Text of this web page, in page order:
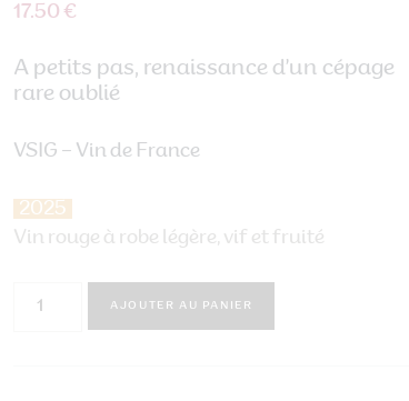
17.50 €
À petits pas, renaissance d’un cépage
rare oublié
VSIG – Vin de France
2025
Vin rouge à robe légère, vif et fruité
quantité
AJOUTER AU PANIER